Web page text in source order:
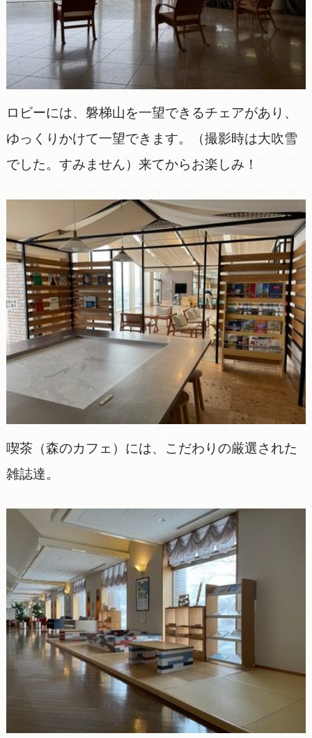
ロビーには、磐梯山を一望できるチェアがあり、
ゆっくりかけて一望できます。（撮影時は大吹雪
でした。すみません）来てからお楽しみ！
喫茶（森のカフェ）には、こだわりの厳選された
雑誌達。